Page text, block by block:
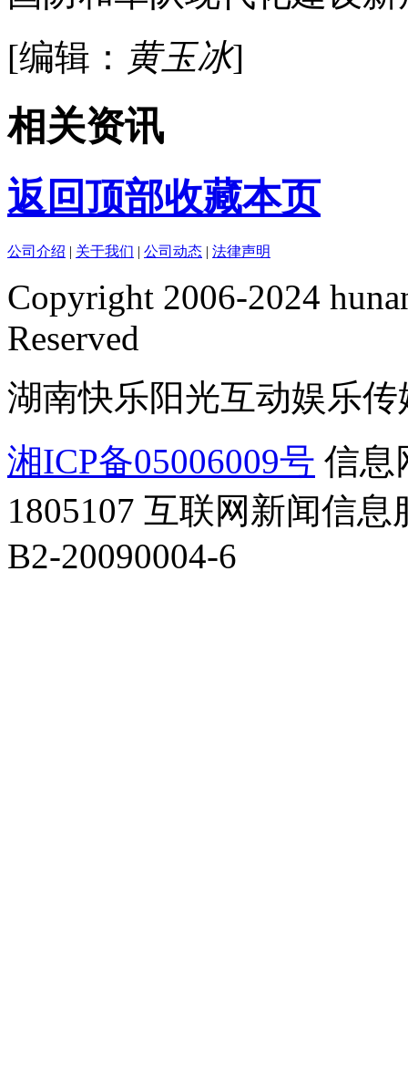
[编辑： 黄玉冰]
相关资讯
返回顶部收藏本页
公司介绍 | 关于我们 | 公司动态 | 法律声明
Copyright 2006-2024
Reserved
湖南快乐阳光互动娱乐
湘ICP备05006009号 信息
1805107 互联网新闻信息
B2-20090004-6